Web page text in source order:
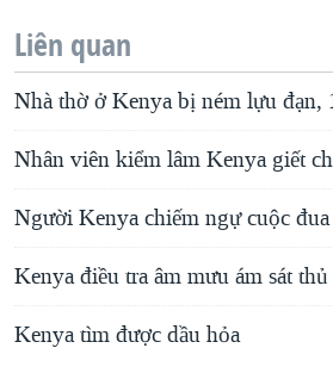
Liên quan
Nhà thờ ở Kenya bị ném lựu đạn,
Nhân viên kiểm lâm Kenya giết
Người Kenya chiếm ngự cuộc
Kenya điều tra âm mưu ám sát
Kenya tìm được dầu hỏa